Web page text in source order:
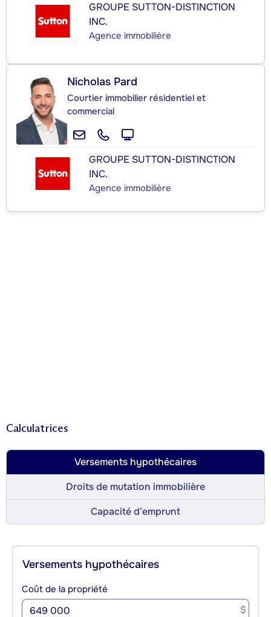
GROUPE SUTTON-DISTINCTION
INC.
Agence immobilière
Nicholas Pard
Courtier immobilier résidentiel et
commercial
GROUPE SUTTON-DISTINCTION
INC.
Agence immobilière
Calculatrices
Versements hypothécaires
Droits de mutation immobilière
Capacité d’emprunt
Versements hypothécaires
Coût de la propriété
$